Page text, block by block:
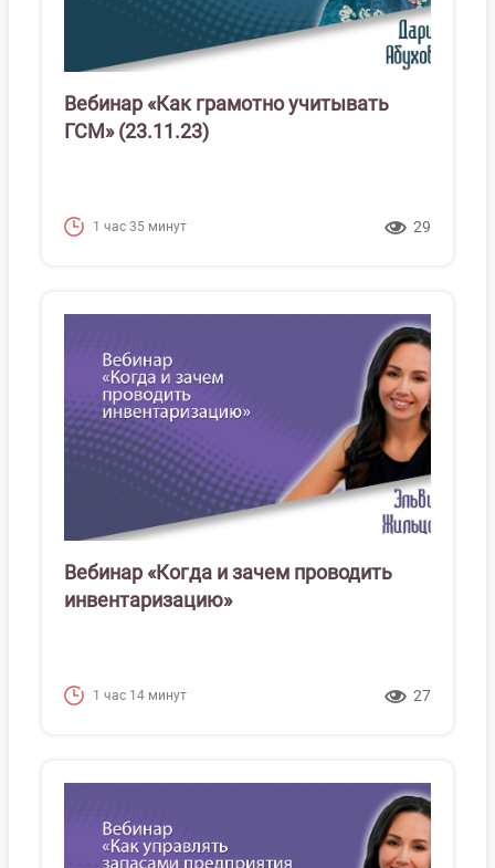
Вебинар «Как грамотно учитывать
ГСМ» (23.11.23)
1 час 35 минут 29
Вебинар «Когда и зачем проводить
инвентаризацию»
1 час 14 минут 27